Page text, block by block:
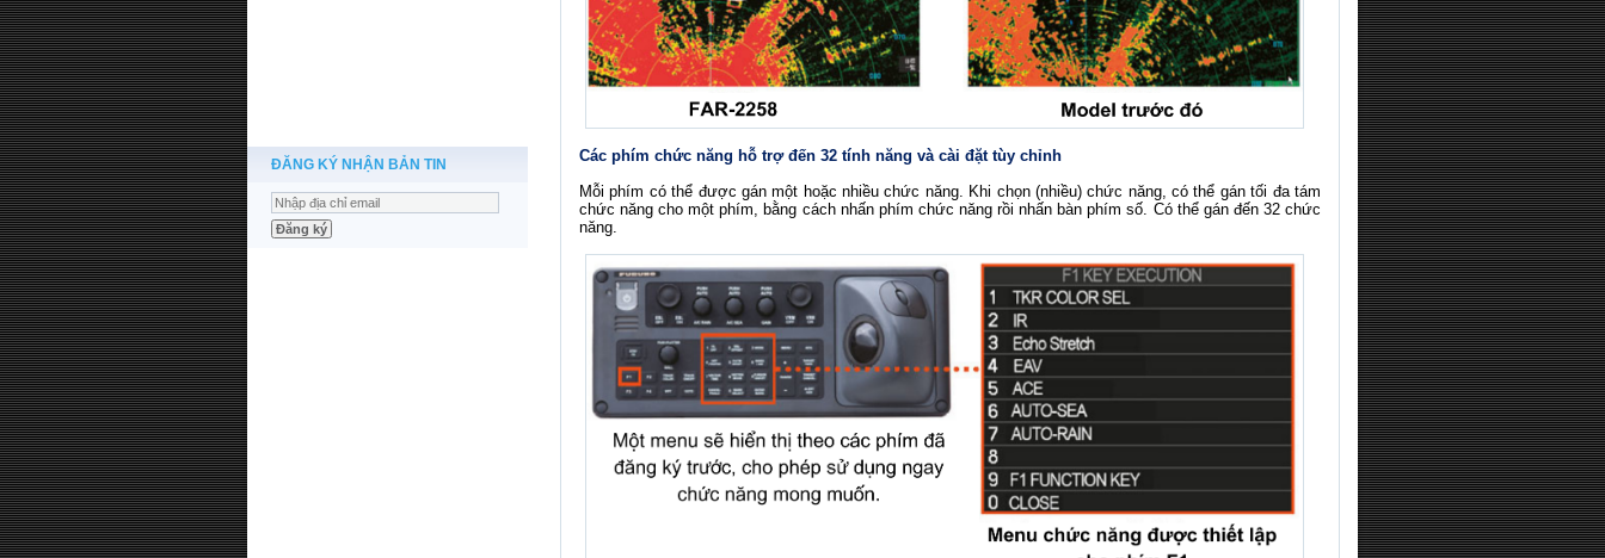
ĐĂNG KÝ NHẬN BẢN TIN
Các phím chức năng hỗ trợ đến 32 tính năng và cài đặt tùy chỉnh
Mỗi phím có thể được gán một hoặc nhiều chức năng. Khi chọn (nhiều) chức năng, có thể gán tối đa tám
chức năng cho một phím, bằng cách nhấn phím chức năng rồi nhấn bàn phím số. Có thể gán đến 32 chức
năng.